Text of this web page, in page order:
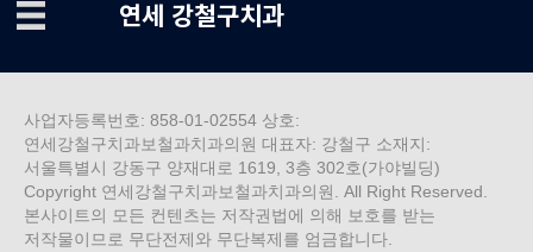
연세 강철구치과
사업자등록번호: 858-01-02554 상호:
연세강철구치과보철과치과의원 대표자: 강철구 소재지:
서울특별시 강동구 양재대로 1619, 3층 302호(가야빌딩)
Copyright 연세강철구치과보철과치과의원. All Right Reserved.
본사이트의 모든 컨텐츠는 저작권법에 의해 보호를 받는
저작물이므로 무단전제와 무단복제를 엄금합니다.